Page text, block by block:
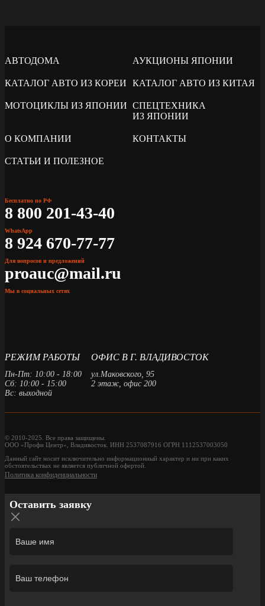
АВТОДОМА АУКЦИОНЫ ЯПОНИИ
КАТАЛОГ АВТО ИЗ КОРЕИ КАТАЛОГ АВТО ИЗ КИТАЯ
МОТОЦИКЛЫ ИЗ ЯПОНИИ СПЕЦТЕХНИКА
ИЗ ЯПОНИИ
О КОМПАНИИ КОНТАКТЫ
СТАТЬИ И ПОЛЕЗНОЕ
Бесплатно по РФ
8 800 201-43-40
WhatsApp
8 924 670-77-77
Для вопросов и предложений
proauc@mail.ru
Мы в социальных сетях
РЕЖИМ РАБОТЫ
Пн-Пт: 10:00 - 18:00
Сб: 10:00 - 15:00
Вс: выходной
ОФИС В Г. ВЛАДИВОСТОК
ул.Маковского, 95
2 этаж, офис 200
© 2010-2025. Все права защищены.
ООО «Профи Центр», Владивосток. ИНН 2537087916 ОГРН 1112537003050
Данный сайт носит исключительно информационный характер и ни при каких
обстоятельствах не является публичной офертой.
Политика конфиденциальности
Оставить заявку